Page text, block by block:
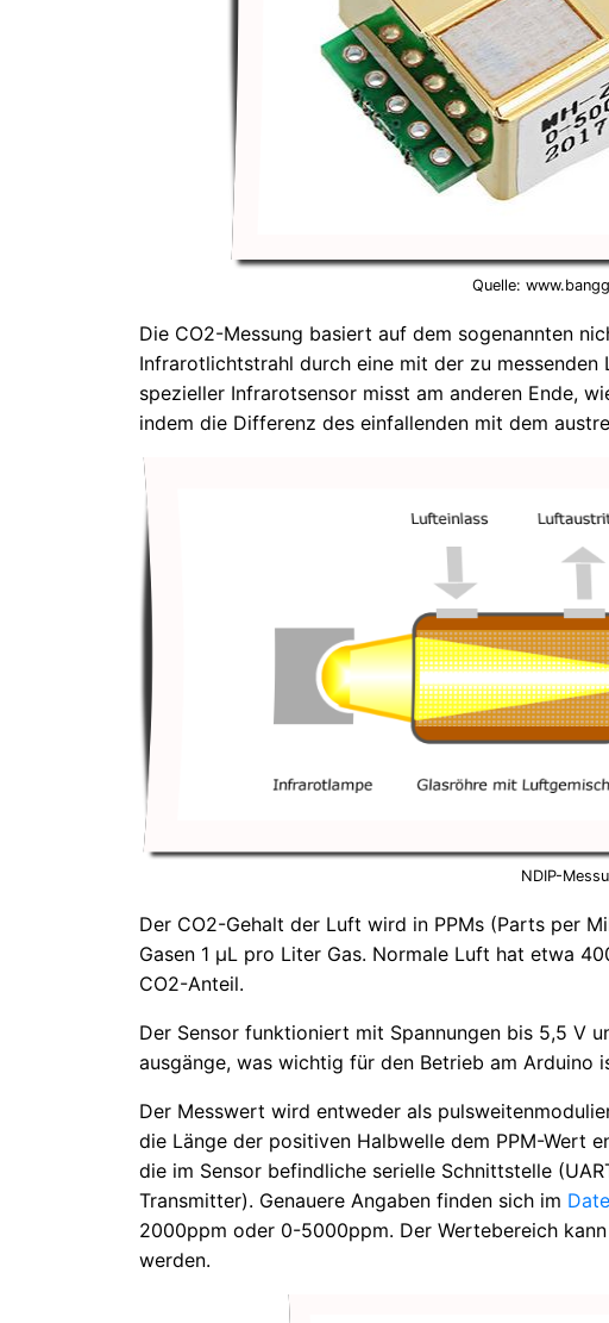
Quelle:
Die CO2-Messung basiert auf dem sogenannten
Infrarotlichtstrahl durch eine mit der zu
spezieller Infrarotsensor misst am anderen Ende,
indem die Differenz des einfallenden mit dem
NDIP-
Der CO2-Gehalt der Luft wird in PPMs (Parts per
Gasen 1 µL pro Liter Gas. Normale Luft hat etwa
CO2-Anteil.
Der Sensor funktioniert mit Spannungen bis 5,5 V
ausgänge, was wichtig für den Betrieb am Arduino
Der Messwert wird entweder als
die Länge der positiven Halbwelle dem PPM-Wert
die im Sensor befindliche serielle Schnittstelle
Transmitter). Genauere Angaben finden sich im
2000ppm oder 0-5000ppm. Der Wertebereich
werden.